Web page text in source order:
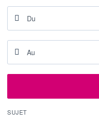
DIVIDENDE
-
ÉLIGIBILITÉ
Non éligible
Boursobank
SUJET